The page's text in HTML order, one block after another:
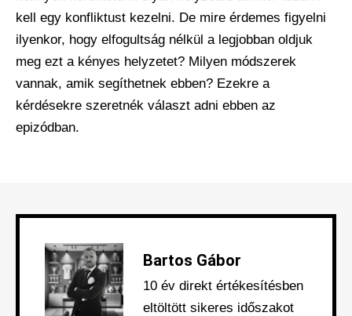
kell egy konfliktust kezelni. De mire érdemes figyelni
ilyenkor, hogy elfogultság nélkül a legjobban oldjuk
meg ezt a kényes helyzetet? Milyen módszerek
vannak, amik segíthetnek ebben? Ezekre a
kérdésekre szeretnék választ adni ebben az
epizódban.
Bartos Gábor
10 év direkt értékesítésben
eltöltött sikeres időszakot